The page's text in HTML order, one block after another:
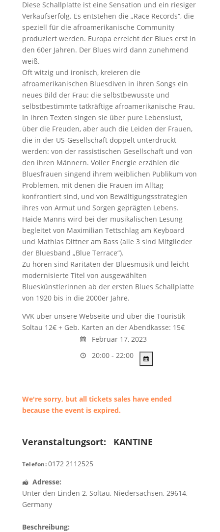
Diese Schallplatte ist eine Sensation und ein riesiger
Verkaufserfolg. Es entstehen die „Race Records“, die
speziell für die afroamerikanische Community
produziert werden. Europa erreicht der Blues erst in
den 60er Jahren. Der Blues wird dann zunehmend
weiß.
Oft witzig und ironisch, kreieren die
afroamerikanischen Bluesdiven in ihren Songs ein
neues Bild der Frau: die selbstbewusste und
selbstbestimmte tatkräftige afroamerikanische Frau.
In ihren Texten singen sie über pure Lebenslust,
über die Freuden, aber auch die Leiden der Frauen,
die in der US-Gesellschaft doppelt unterdrückt
werden: von der rassistischen Gesellschaft und von
den ihren Männern. Voller Energie erzählen die
Bluesfrauen singend ihrem weiblichen Publikum von
Problemen, mit denen die Frauen im Alltag
konfrontiert sind, und von Bewältigungsstrategien
ihres von Armut und Sorgen geprägten Lebens.
Haide Manns wird bei der musikalischen Lesung
begleitet von Maximilian Tettschlag am Keyboard
und Mathias Dittner am Bass (alle 3 sind Mitglieder
der Bluesband „Blue Terrace“).
Zu hören sind Raritäten der Bluesmusik und leicht
modernisierte Titel von ausgewählten
Blueskünstlerinnen ab der ersten Blues Schallplatte
von 1920 bis in die 2000er Jahre.
VVK über unsere Webseite und über die Touristik
Soltau 12€ + Geb. Karten an der Abendkasse: 15€
Februar 17, 2023
20:00 - 22:00
We're sorry, but all tickets sales have ended
because the event is expired.
Veranstaltungsort: KANTINE
Telefon: 0172 2112525
Adresse:
Unter den Linden 2, Soltau, Niedersachsen, 29614,
Germany
Beschreibung: